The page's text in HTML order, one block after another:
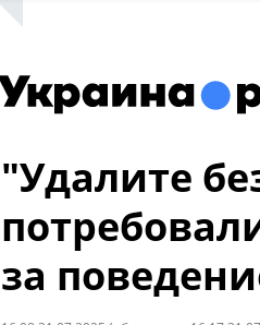
"Удалите
за